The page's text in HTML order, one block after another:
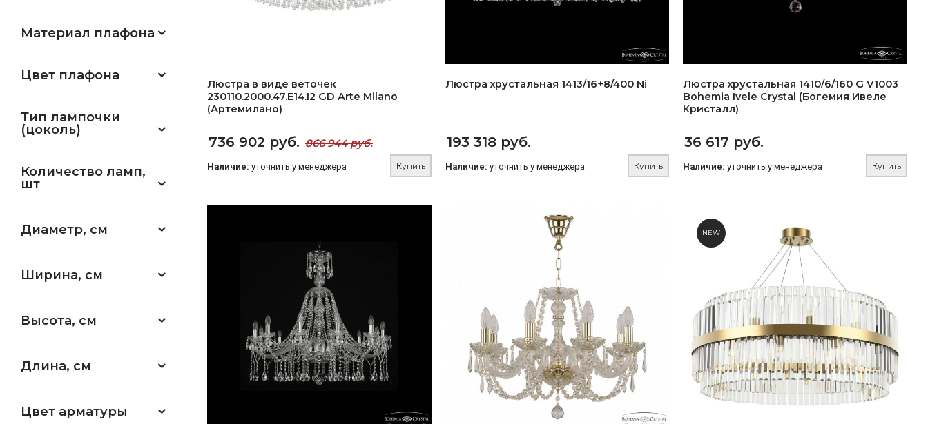
Люстра в виде веточек
230110.2000.47.E14.I2 GD Arte Milano
(Артемилано)
736 902 руб. 866 944 руб.
Наличие: уточнить у менеджера Купить
Люстра хрустальная 1413/16+8/400 Ni
193 318 руб.
Наличие: уточнить у менеджера Купить
Люстра хрустальная 1410/6/160 G V1003
Bohemia Ivele Crystal (Богемия Ивеле
Кристалл)
36 617 руб.
Наличие: уточнить у менеджера Купить
NEW
Материал плафона
Цвет плафона
Тип лампочки
(цоколь)
Количество ламп,
шт
Диаметр, см
Ширина, см
Высота, см
Длина, см
Цвет арматуры